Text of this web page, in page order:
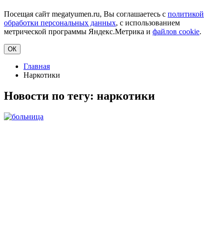
Посещая сайт megatyumen.ru, Вы соглашаетесь с политикой
обработки персональных данных, с использованием
метрической программы Яндекс.Метрика и файлов cookie.
ОК
Главная
Наркотики
Новости по тегу: наркотики